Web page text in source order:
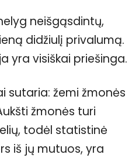
neišgąsdintų,
didžiulį privalumą.
yra visiškai priešinga.
sutaria: žemi žmonės
žmonės turi
todėl statistinė
iš jų mutuos, yra